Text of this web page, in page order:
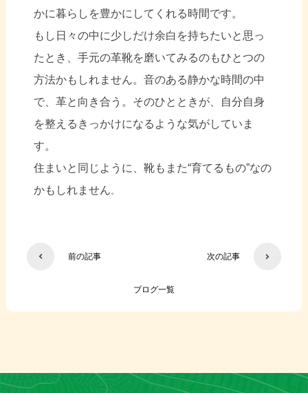
かに暮らしを豊かにしてくれる時間です。
もし日々の中に少しだけ余白を持ちたいと思っ
たとき、手元の革靴を磨いてみるのもひとつの
方法かもしれません。音のある静かな時間の中
で、革と向き合う。そのひとときが、自分自身
を整えるきっかけになるような気がしていま
す。
住まいと同じように、靴もまた“育てるもの”なの
かもしれません 。
前の記事
ブログ一覧
次の記事